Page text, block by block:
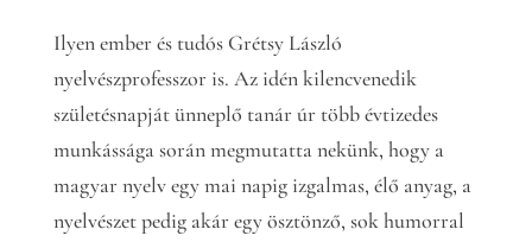
Ilyen ember és tudós Grétsy László
nyelvészprofesszor is. Az idén kilencvenedik
születésnapját ünneplő tanár úr több évtizedes
munkássága során megmutatta nekünk, hogy a
magyar nyelv egy mai napig izgalmas, élő anyag, a
nyelvészet pedig akár egy ösztönző, sok humorral